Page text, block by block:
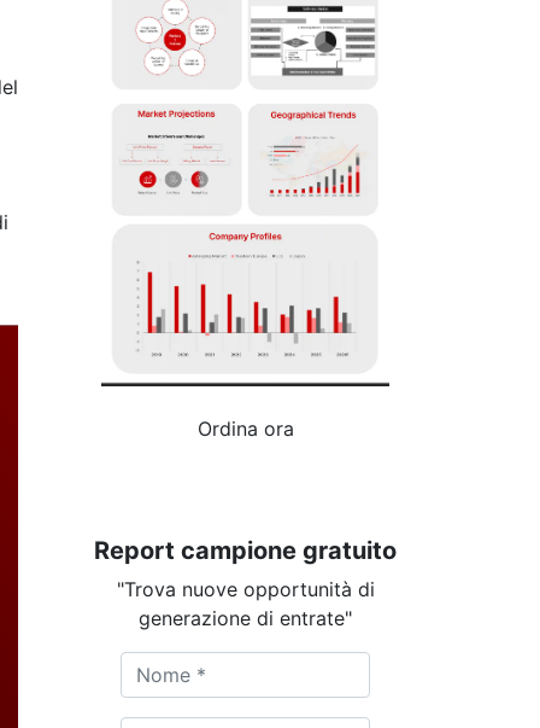
Ordina ora
Report campione gratuito
"Trova nuove opportunità di
generazione di entrate"